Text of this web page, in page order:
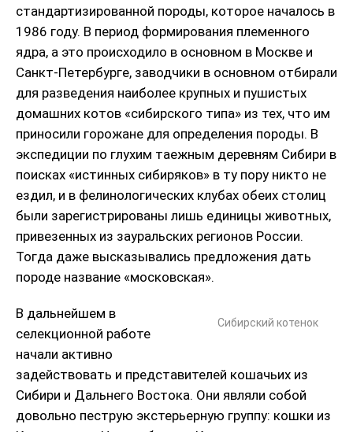
стандартизированной породы, которое началось в
1986 году. В период формирования племенного
ядра, а это происходило в основном в Москве и
Санкт-Петербурге, заводчики в основном отбирали
для разведения наиболее крупных и пушистых
домашних котов «сибирского типа» из тех, что им
приносили горожане для определения породы. В
экспедиции по глухим таежным деревням Сибири в
поисках «истинных сибиряков» в ту пору никто не
ездил, и в фелинологических клубах обеих столиц
были зарегистрированы лишь единицы животных,
привезенных из зауральских регионов России.
Тогда даже высказывались предложения дать
породе название «московская».
Сибирский котенок
В дальнейшем в
селекционной работе
начали активно
задействовать и представителей кошачьих из
Сибири и Дальнего Востока. Они являли собой
довольно пеструю экстерьерную группу: кошки из